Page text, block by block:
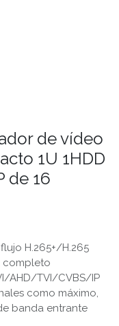
de vídeo
1U 1HDD
de 16
H.265+/H.265
completo
AHD/TVI/CVBS/IP
como máximo,
banda entrante